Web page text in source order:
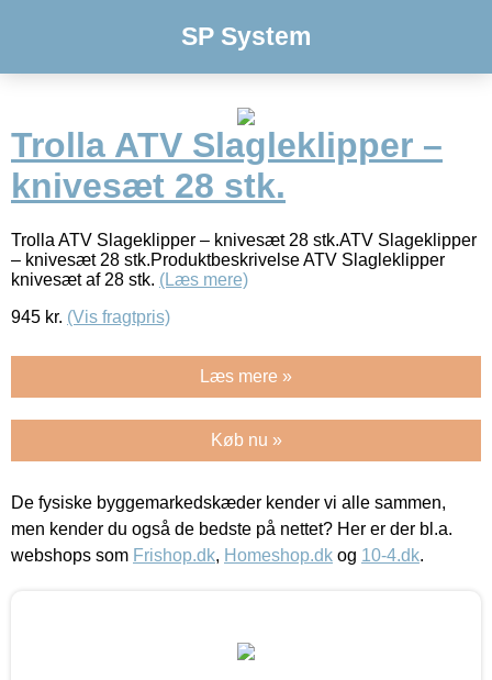
SP System
Trolla ATV Slagleklipper –
knivesæt 28 stk.
Trolla ATV Slageklipper – knivesæt 28 stk.ATV Slageklipper
– knivesæt 28 stk.Produktbeskrivelse ATV Slagleklipper
knivesæt af 28 stk. (Læs mere)
945 kr. (Vis fragtpris)
Læs mere »
Køb nu »
De fysiske byggemarkedskæder kender vi alle sammen,
men kender du også de bedste på nettet? Her er der bl.a.
webshops som Frishop.dk, Homeshop.dk og 10-4.dk.